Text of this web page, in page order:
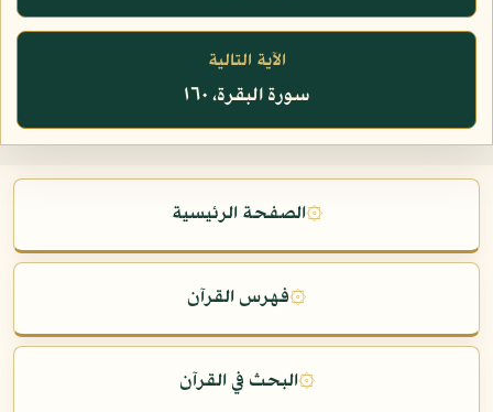
الآية التالية
سورة البقرة، ١٦٠
۞الصفحة الرئيسية
۞فهرس القرآن
۞البحث في القرآن